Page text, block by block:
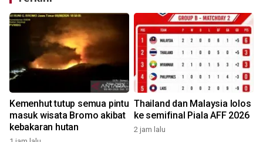
Kemenhut tutup semua pintu
masuk wisata Bromo akibat
kebakaran hutan
Thailand dan Malaysia lolos
ke semifinal Piala AFF 2026
2 jam lalu